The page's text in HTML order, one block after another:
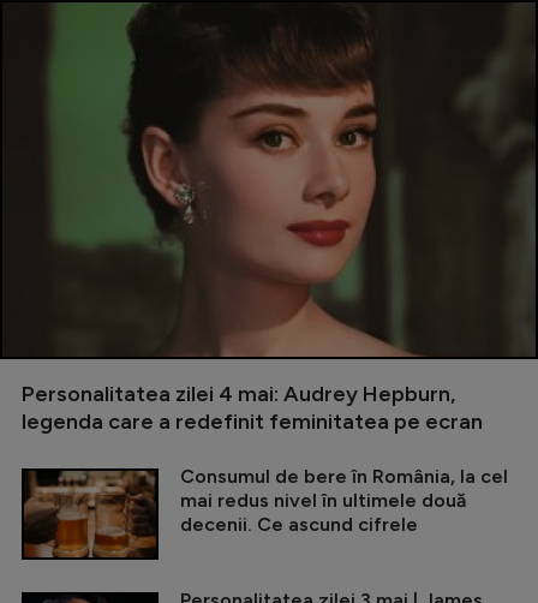
Personalitatea zilei 4 mai: Audrey Hepburn,
legenda care a redefinit feminitatea pe ecran
Consumul de bere în România, la cel
mai redus nivel în ultimele două
decenii. Ce ascund cifrele